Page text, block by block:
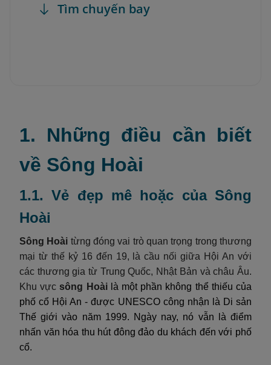
Tìm chuyến bay
1. Những điều cần biết
về Sông Hoài
1.1. Vẻ đẹp mê hoặc của Sông
Hoài
Sông Hoài từng đóng vai trò quan trọng trong thương
mại từ thế kỷ 16 đến 19, là cầu nối giữa Hội An với
các thương gia từ Trung Quốc, Nhật Bản và châu Âu.
Khu vựcsông Hoàilà một phần không thể thiếu của
phố cổ Hội An - được UNESCO công nhận là Di sản
Thế giới vào năm 1999. Ngày nay, nó vẫn là điểm
nhấn văn hóa thu hút đông đảo du khách đến với phố
cổ.